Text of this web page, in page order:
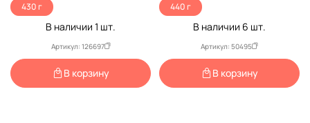
430 г
В наличии 1 шт.
Артикул: 126697
В корзину
440 г
В наличии 6 шт.
Артикул: 50495
В корзину